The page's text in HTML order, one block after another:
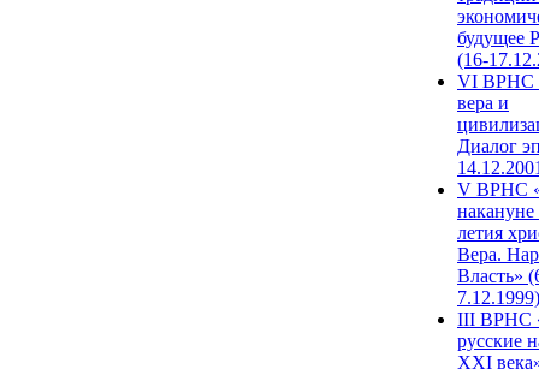
будущее
(16-
VI ВРНС
вера и
Диалог
V ВРНС
накануне
летия
Вера.
Власть»
7.12.1999)
III ВРНС
русские
XXI